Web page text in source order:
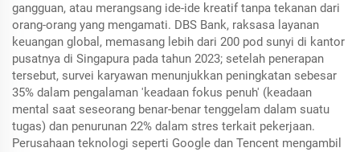
gangguan, atau merangsang ide-ide kreatif tanpa tekanan dari
orang-orang yang mengamati. DBS Bank, raksasa layanan
keuangan global, memasang lebih dari 200 pod sunyi di kantor
pusatnya di Singapura pada tahun 2023; setelah penerapan
tersebut, survei karyawan menunjukkan peningkatan sebesar
35% dalam pengalaman 'keadaan fokus penuh' (keadaan
mental saat seseorang benar-benar tenggelam dalam suatu
tugas) dan penurunan 22% dalam stres terkait pekerjaan.
Perusahaan teknologi seperti Google dan Tencent mengambil